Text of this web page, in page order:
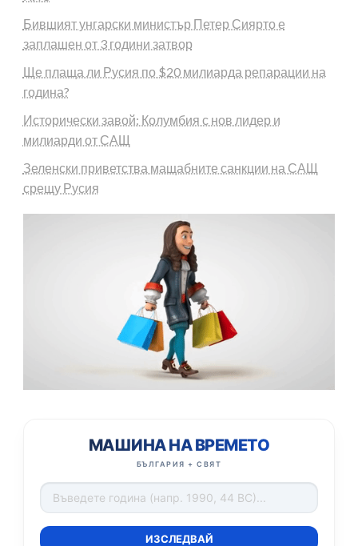
Бившият унгарски министър Петер Сиярто е
заплашен от 3 години затвор
Ще плаща ли Русия по $20 милиарда репарации на
година?
Исторически завой: Колумбия с нов лидер и
милиарди от САЩ
Зеленски приветства мащабните санкции на САЩ
срещу Русия
МАШИНА НА ВРЕМЕТО
БЪЛГАРИЯ + СВЯТ
ИЗСЛЕДВАЙ